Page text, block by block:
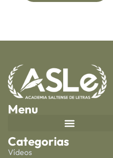
Menu
Categorias
Vídeos